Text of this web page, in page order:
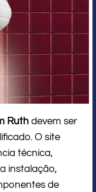
Ruth devem ser
O site
técnica,
instalação,
de